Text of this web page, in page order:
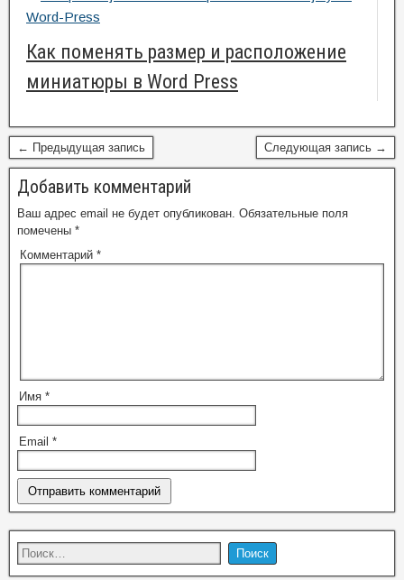
Как поменять размер и расположение
миниатюры в Word Press
← Предыдущая запись Следующая запись →
Добавить комментарий
Ваш адрес email не будет опубликован. Обязательные поля
помечены *
Комментарий *
Имя *
Email *